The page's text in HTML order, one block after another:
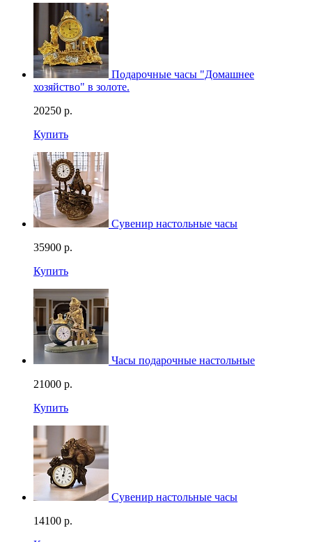
Смотреть видео
Подарочные часы "Домашнее
хозяйство" в золоте.
20250 р.
Купить
Сувенир настольные часы
35900 р.
Купить
Часы подарочные настольные
21000 р.
Купить
Сувенир настольные часы
14100 р.